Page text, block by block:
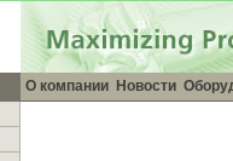
О компании Новости